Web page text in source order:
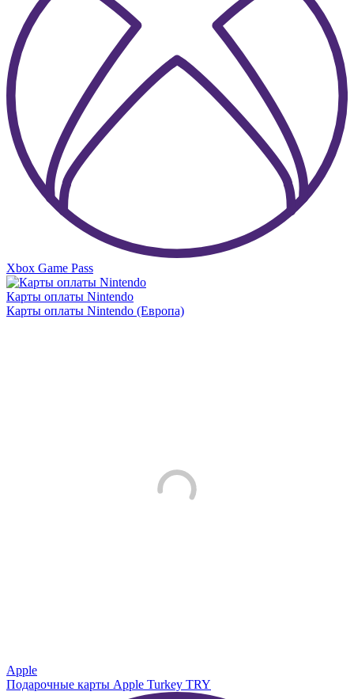
Xbox Game Pass
Карты оплаты Nintendo
Карты оплаты Nintendo (Европа)
Apple
Подарочные карты Apple Turkey TRY